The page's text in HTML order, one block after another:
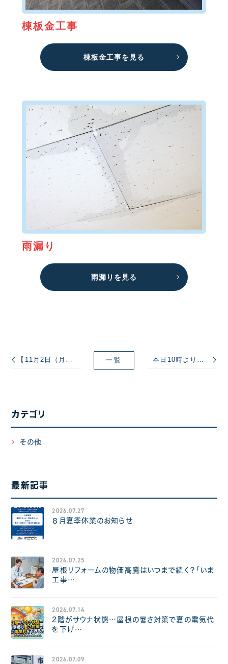
棟板金工事
棟板金工事を見る
雨漏り
雨漏りを見る
【11月2日（月）臨時休業のお知らせ】 一覧 本日10時よりグランドオープン！ミヤケン川越ショールーム！
カテゴリ
その他
最新記事
2026.07.27
８月夏季休業のお知らせ
2026.07.25
屋根リフォームの物価高騰はいつまで続く？「いま
工事…
2026.07.14
2階がサウナ状態…屋根の暑さ対策で夏の電気代
を下げ…
2026.07.09